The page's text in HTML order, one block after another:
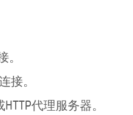
。
代理服务器。